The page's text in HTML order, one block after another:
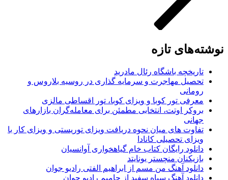
نوشته‌های تازه
تاریخچه باشگاه رئال مادرید
تحصیل مهاجرت و سرمایه گذاری در روسیه بلاروس و
رومانی
معرفی تور کوبا و ویزای کوبا، تور اقساطی مالزی
بروکر اوتت، انتخابی مطمئن برای معامله‌گران بازارهای
جهانی
تفاوت های میان نحوه دریافت ویزای توریستی و ویزای کار با
ویزای تحصیلی کانادا
دانلود رایگان کتاب خام گیاهخواری آوانسیان
بازیکنان منچستر یونایتد
دانلود آهنگ من مسم از ابراهیم الفتی رادیو جوان
دانلود آهنگ سیاه سفید از حامیم رادیو جوان